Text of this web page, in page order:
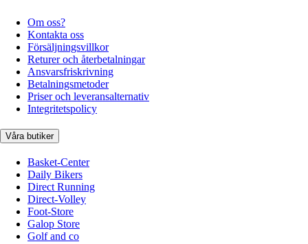
Om oss?
Kontakta oss
Försäljningsvillkor
Returer och återbetalningar
Ansvarsfriskrivning
Betalningsmetoder
Priser och leveransalternativ
Integritetspolicy
Våra butiker
Basket-Center
Daily Bikers
Direct Running
Direct-Volley
Foot-Store
Galop Store
Golf and co